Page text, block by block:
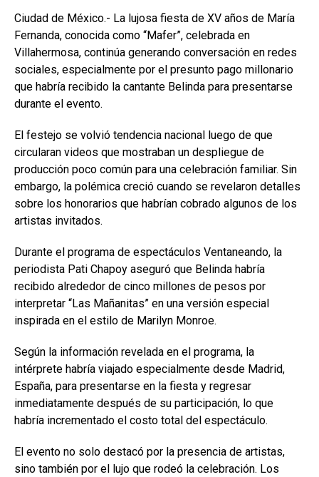
Ciudad de México.- La lujosa fiesta de XV años de María
Fernanda, conocida como “Mafer”, celebrada en
Villahermosa, continúa generando conversación en redes
sociales, especialmente por el presunto pago millonario
que habría recibido la cantante Belinda para presentarse
durante el evento.
El festejo se volvió tendencia nacional luego de que
circularan videos que mostraban un despliegue de
producción poco común para una celebración familiar. Sin
embargo, la polémica creció cuando se revelaron detalles
sobre los honorarios que habrían cobrado algunos de los
artistas invitados.
Durante el programa de espectáculos Ventaneando, la
periodista Pati Chapoy aseguró que Belinda habría
recibido alrededor de cinco millones de pesos por
interpretar “Las Mañanitas” en una versión especial
inspirada en el estilo de Marilyn Monroe.
Según la información revelada en el programa, la
intérprete habría viajado especialmente desde Madrid,
España, para presentarse en la fiesta y regresar
inmediatamente después de su participación, lo que
habría incrementado el costo total del espectáculo.
El evento no solo destacó por la presencia de artistas,
sino también por el lujo que rodeó la celebración. Los